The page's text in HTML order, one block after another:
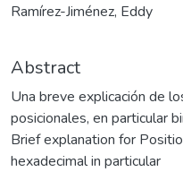
Ramírez-Jiménez, Eddy
Abstract
Una breve explicación de
posicionales, en particular
Brief explanation for
hexadecimal in particular